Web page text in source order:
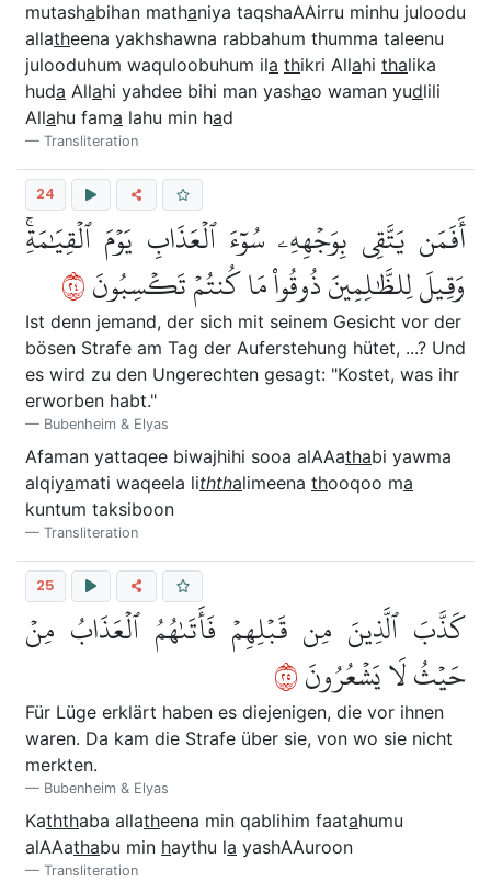
mutashabihan mathaniya taqshaAAirru minhu juloodu
allatheena yakhshawna rabbahum thumma taleenu
julooduhum waquloobuhum ila thikri Allahi thalika
huda Allahi yahdee bihi man yashao waman yudlili
Allahu fama lahu min had
Transliteration
24
أَفَمَن يَتَّقِي بِوَجۡهِهِۦ سُوٓءَ ٱلۡعَذَابِ يَوۡمَ ٱلۡقِيَٰمَةِۚ
وَقِيلَ لِلظَّٰلِمِينَ ذُوقُواْ مَا كُنتُمۡ تَكۡسِبُونَ٤٢
Ist denn jemand, der sich mit seinem Gesicht vor der
bösen Strafe am Tag der Auferstehung hütet, ...? Und
es wird zu den Ungerechten gesagt: "Kostet, was ihr
erworben habt."
Bubenheim & Elyas
Afaman yattaqee biwajhihi sooa alAAathabi yawma
alqiyamati waqeela liththalimeena thooqoo ma
kuntum taksiboon
Transliteration
25
كَذَّبَ ٱلَّذِينَ مِن قَبۡلِهِمۡ فَأَتَىٰهُمُ ٱلۡعَذَابُ مِنۡ
حَيۡثُ لَا يَشۡعُرُونَ٥٢
Für Lüge erklärt haben es diejenigen, die vor ihnen
waren. Da kam die Strafe über sie, von wo sie nicht
merkten.
Bubenheim & Elyas
Kaththaba allatheena min qablihim faatahumu
alAAathabu min haythu la yashAAuroon
Transliteration